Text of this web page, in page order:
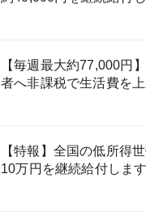
【毎週最大約77,000円
者へ非課税で生活費を上
【特報】全国の低所得
10万円を継続給付します